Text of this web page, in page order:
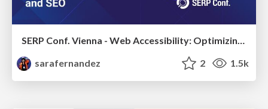
sarafernandez
2 1.5k